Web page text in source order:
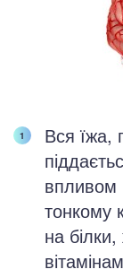
Вся їжа,
впливом
тонкому
на